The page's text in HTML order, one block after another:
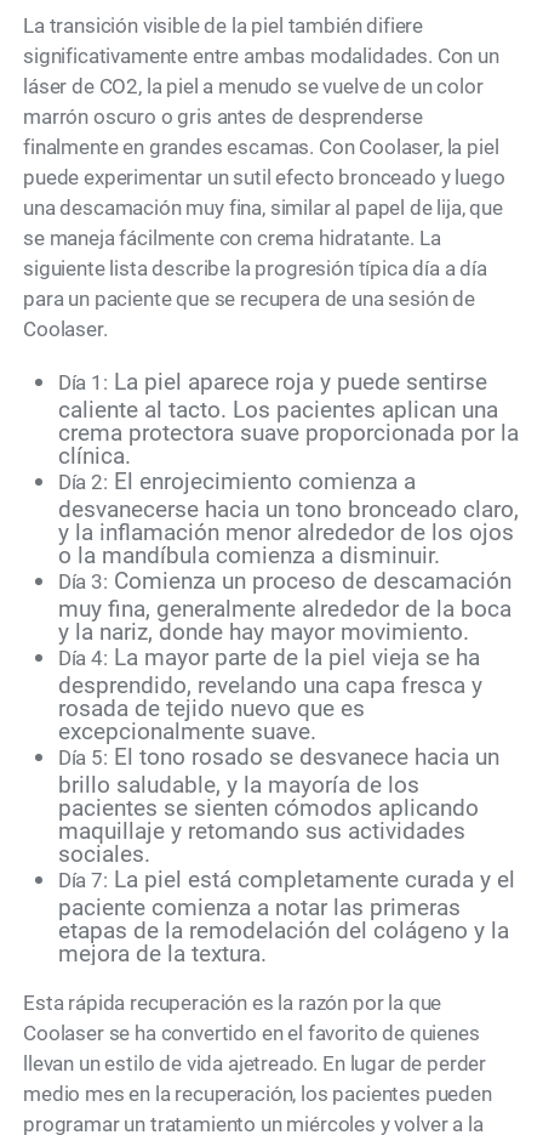
La transición visible de la piel también difiere
significativamente entre ambas modalidades. Con un
láser de CO2, la piel a menudo se vuelve de un color
marrón oscuro o gris antes de desprenderse
finalmente en grandes escamas. Con Coolaser, la piel
puede experimentar un sutil efecto bronceado y luego
una descamación muy fina, similar al papel de lija, que
se maneja fácilmente con crema hidratante. La
siguiente lista describe la progresión típica día a día
para un paciente que se recupera de una sesión de
Coolaser.
Día 1: La piel aparece roja y puede sentirse
caliente al tacto. Los pacientes aplican una
crema protectora suave proporcionada por la
clínica.
Día 2: El enrojecimiento comienza a
desvanecerse hacia un tono bronceado claro,
y la inflamación menor alrededor de los ojos
o la mandíbula comienza a disminuir.
Día 3: Comienza un proceso de descamación
muy fina, generalmente alrededor de la boca
y la nariz, donde hay mayor movimiento.
Día 4: La mayor parte de la piel vieja se ha
desprendido, revelando una capa fresca y
rosada de tejido nuevo que es
excepcionalmente suave.
Día 5: El tono rosado se desvanece hacia un
brillo saludable, y la mayoría de los
pacientes se sienten cómodos aplicando
maquillaje y retomando sus actividades
sociales.
Día 7: La piel está completamente curada y el
paciente comienza a notar las primeras
etapas de la remodelación del colágeno y la
mejora de la textura.
Esta rápida recuperación es la razón por la que
Coolaser se ha convertido en el favorito de quienes
llevan un estilo de vida ajetreado. En lugar de perder
medio mes en la recuperación, los pacientes pueden
programar un tratamiento un miércoles y volver a la